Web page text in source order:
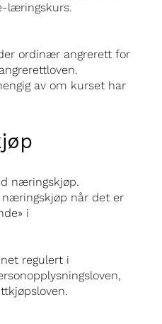
læringskurs.
ordinær angrerett for
av om kurset har
næringskjøp.
næringskjøp når det er
i
regulert i